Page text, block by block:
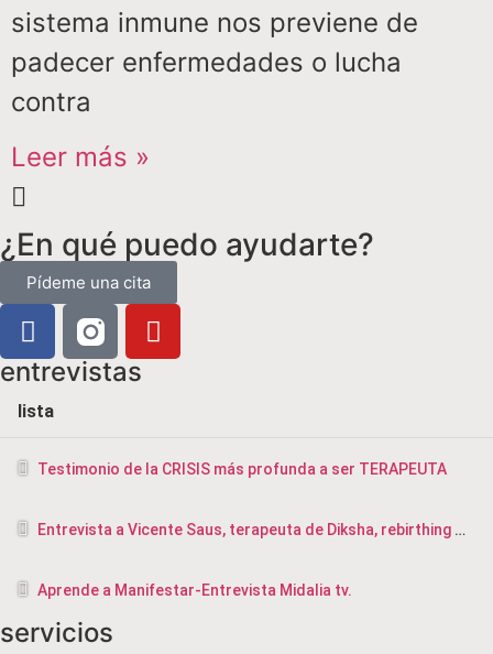
sistema inmune nos previene de
padecer enfermedades o lucha
contra
Leer más »
¿En qué puedo ayudarte?
Pídeme una cita
entrevistas
lista
Testimonio de la CRISIS más profunda a ser TERAPEUTA
Entrevista a Vicente Saus, terapeuta de Diksha, rebirthing y masajista en Valencia
Aprende a Manifestar-Entrevista Midalia tv.
servicios